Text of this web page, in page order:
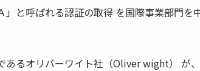
と呼ばれる認証の取得 を国際事業部門を
あるオリバーワイト社（Oliver wight） が